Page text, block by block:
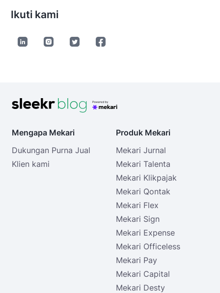
Ikuti kami
Mengapa Mekari
Dukungan Purna Jual
Klien kami
Produk Mekari
Mekari Jurnal
Mekari Talenta
Mekari Klikpajak
Mekari Qontak
Mekari Flex
Mekari Sign
Mekari Expense
Mekari Officeless
Mekari Pay
Mekari Capital
Mekari Desty